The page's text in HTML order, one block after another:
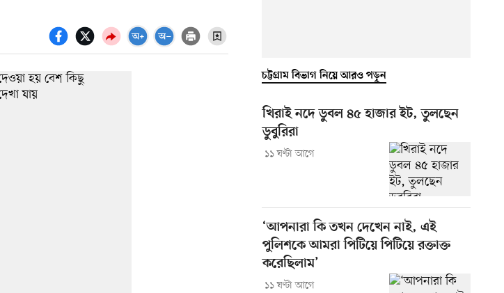
চট্টগ্রাম বিভাগ নিয়ে আরও পড়ুন
খিরাই নদে ডুবল ৪৫ হাজার ইট, তুলছেন
ডুবুরিরা
১১ ঘণ্টা আগে
‘আপনারা কি তখন দেখেন নাই, এই
পুলিশকে আমরা পিটিয়ে পিটিয়ে রক্তাক্ত
করেছিলাম’
১১ ঘণ্টা আগে